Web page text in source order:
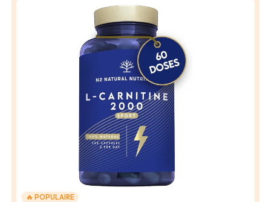
🔥 POPULAIRE